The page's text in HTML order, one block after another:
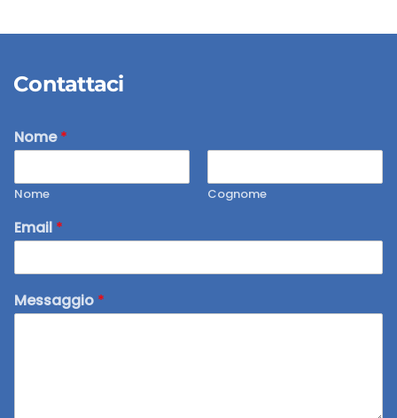
Contattaci
Nome*
Nome Cognome
Email *
Messaggio *